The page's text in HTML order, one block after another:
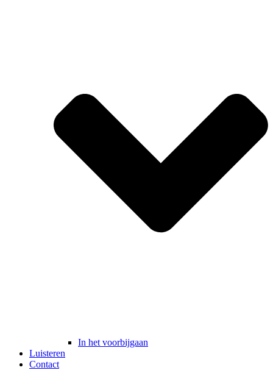
In het voorbijgaan
Luisteren
Contact